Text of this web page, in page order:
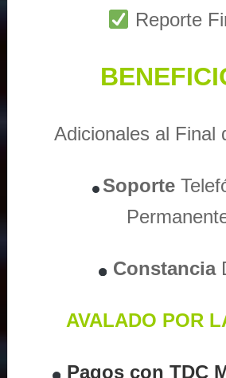
Reporte
Adicionales al Final
Soporte
Constancia
AVALADO POR
Pagos con TDC